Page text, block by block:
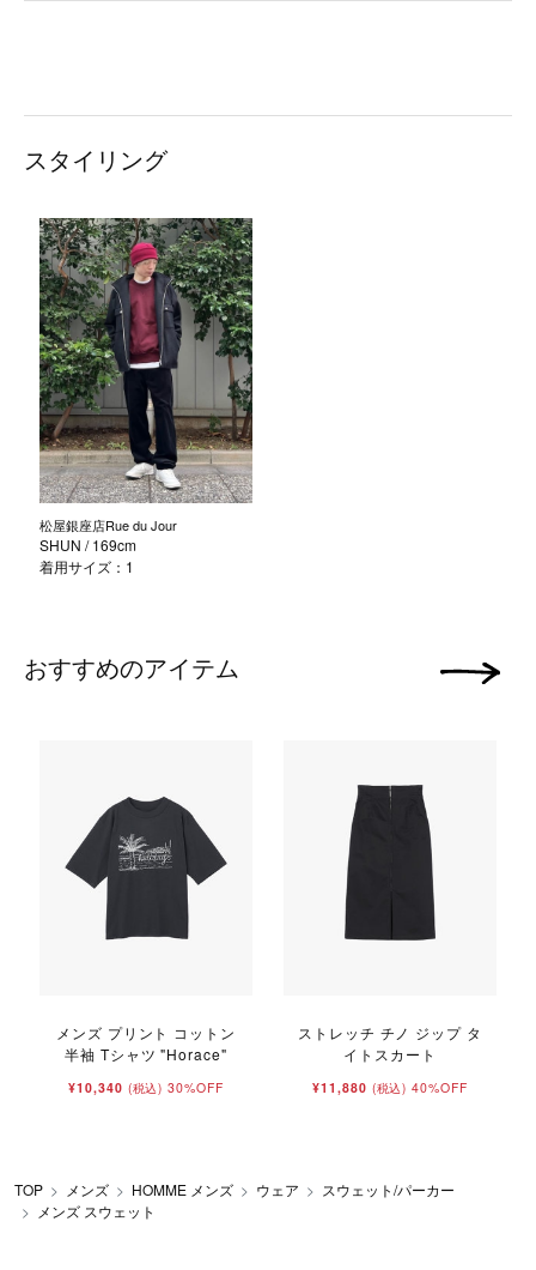
スタイリング
松屋銀座店Rue du Jour
SHUN / 169cm
着用サイズ：1
おすすめのアイテム
メンズ プリント コットン
半袖 Tシャツ "Horace"
¥10,340 (税込) 30%OFF
ストレッチ チノ ジップ タ
イトスカート
¥11,880 (税込) 40%OFF
次の画像
TOP メンズ HOMME メンズ ウェア
スウェット/パーカー
メンズ スウェット